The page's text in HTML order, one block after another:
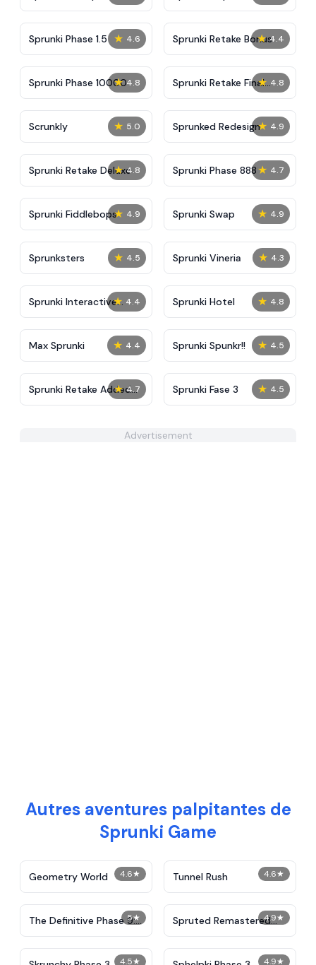
★ 4.6
Sprunki Phase 1.5 ★ 4.4
Sprunki Retake Bonus
★ 4.8
Sprunki Phase 10000 ★ 4.8
Sprunki Retake Final
Update
★ 5.0
Scrunkly ★ 4.9
Sprunked Redesign
★ 4.8
Sprunki Retake Deluxe ★ 4.7
Sprunki Phase 888
★ 4.9
Sprunki Fiddlebops ★ 4.9
Sprunki Swap
★ 4.5
Sprunksters ★ 4.3
Sprunki Vineria
★ 4.4
Sprunki Interactive
Tunner
★ 4.8
Sprunki Hotel
★ 4.4
Max Sprunki ★ 4.5
Sprunki Spunkr!!
★ 4.7
Sprunki Retake Added
OC
★ 4.5
Sprunki Fase 3
Advertisement
Autres aventures palpitantes de
Sprunki Game
4.6★
Geometry World 4.6★
Tunnel Rush
5★
The Definitive Phase 9:
Demolition
4.9★
Spruted Remastered
Alternative Phase 2
4.5★ 4.9★